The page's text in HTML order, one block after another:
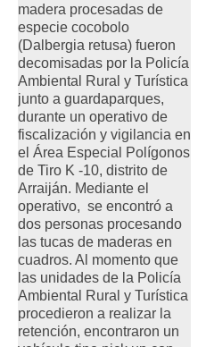
madera procesadas de
especie cocobolo
(Dalbergia retusa) fueron
decomisadas por la Policía
Ambiental Rural y Turística
junto a guardaparques,
durante un operativo de
fiscalización y vigilancia en
el Área Especial Polígonos
de Tiro K -10, distrito de
Arraiján. Mediante el
operativo, se encontró a
dos personas procesando
las tucas de maderas en
cuadros. Al momento que
las unidades de la Policía
Ambiental Rural y Turística
procedieron a realizar la
retención, encontraron un